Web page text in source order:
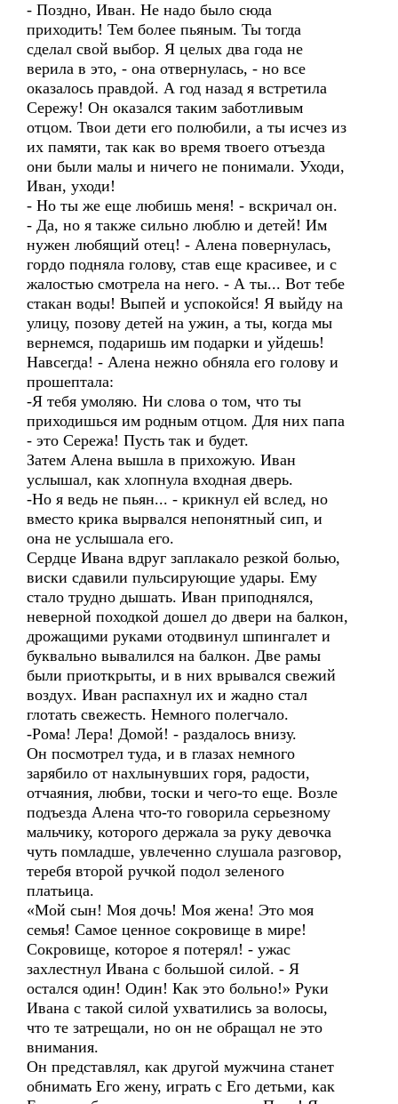
- Поздно, Иван. Не надо было сюда
приходить! Тем более пьяным. Ты тогда
сделал свой выбор. Я целых два года не
верила в это, - она отвернулась, - но все
оказалось правдой. А год назад я встретила
Сережу! Он оказался таким заботливым
отцом. Твои дети его полюбили, а ты исчез из
их памяти, так как во время твоего отъезда
они были малы и ничего не понимали. Уходи,
Иван, уходи!
- Но ты же еще любишь меня! - вскричал он.
- Да, но я также сильно люблю и детей! Им
нужен любящий отец! - Алена повернулась,
гордо подняла голову, став еще красивее, и с
жалостью смотрела на него. - А ты... Вот тебе
стакан воды! Выпей и успокойся! Я выйду на
улицу, позову детей на ужин, а ты, когда мы
вернемся, подаришь им подарки и уйдешь!
Навсегда! - Алена нежно обняла его голову и
прошептала:
-Я тебя умоляю. Ни слова о том, что ты
приходишься им родным отцом. Для них папа
- это Сережа! Пусть так и будет.
Затем Алена вышла в прихожую. Иван
услышал, как хлопнула входная дверь.
-Но я ведь не пьян... - крикнул ей вслед, но
вместо крика вырвался непонятный сип, и
она не услышала его.
Сердце Ивана вдруг заплакало резкой болью,
виски сдавили пульсирующие удары. Ему
стало трудно дышать. Иван приподнялся,
неверной походкой дошел до двери на балкон,
дрожащими руками отодвинул шпингалет и
буквально вывалился на балкон. Две рамы
были приоткрыты, и в них врывался свежий
воздух. Иван распахнул их и жадно стал
глотать свежесть. Немного полегчало.
-Рома! Лера! Домой! - раздалось внизу.
Он посмотрел туда, и в глазах немного
зарябило от нахлынувших горя, радости,
отчаяния, любви, тоски и чего-то еще. Возле
подъезда Алена что-то говорила серьезному
мальчику, которого держала за руку девочка
чуть помладше, увлеченно слушала разговор,
теребя второй ручкой подол зеленого
платьица.
«Мой сын! Моя дочь! Моя жена! Это моя
семья! Самое ценное сокровище в мире!
Сокровище, которое я потерял! - ужас
захлестнул Ивана с большой силой. - Я
остался один! Один! Как это больно!» Руки
Ивана с такой силой ухватились за волосы,
что те затрещали, но он не обращал не это
внимания.
Он представлял, как другой мужчина станет
обнимать Его жену, играть с Его детьми, как